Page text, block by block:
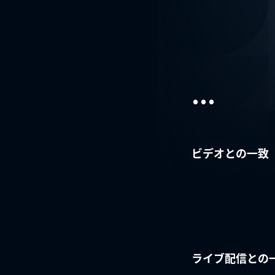
...
ビデオとの一致
ライブ配信との